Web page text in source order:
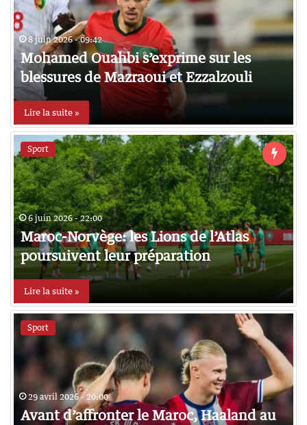
8 juin 2026 - 09:42
Mohamed Ouahbi s’exprime sur les
blessures de Mazraoui et Ezzalzouli
Lire la suite »
Sport
6 juin 2026 - 22:00
Maroc-Norvège: les Lions de l’Atlas
poursuivent leur préparation
Lire la suite »
Sport
29 avril 2026 - 20:00
Avant d’affronter le Maroc, Haaland au